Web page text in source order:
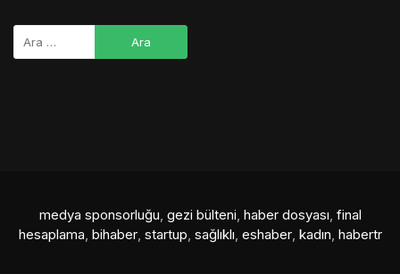
medya sponsorluğu, gezi bülteni, haber dosyası, final
hesaplama, bihaber, startup, sağlıklı, eshaber, kadın, habertr